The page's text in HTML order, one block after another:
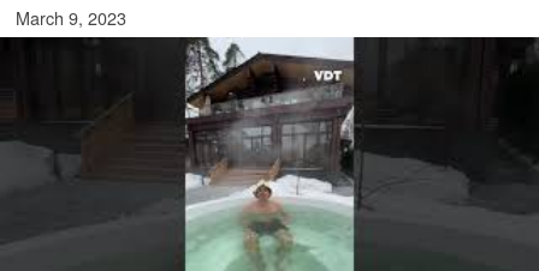
March 9, 2023